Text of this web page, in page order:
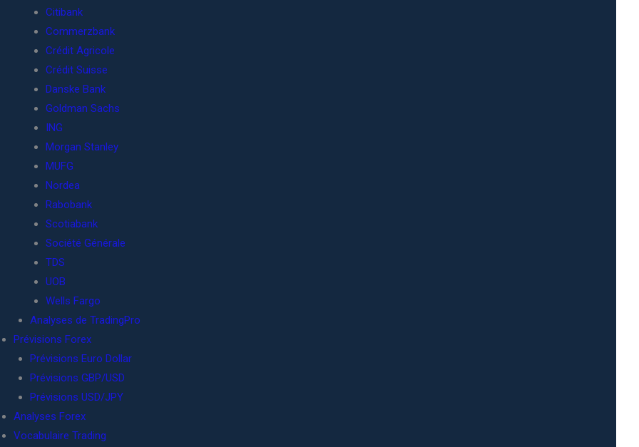
Citibank
Commerzbank
Crédit Agricole
Crédit Suisse
Danske Bank
Goldman Sachs
ING
Morgan Stanley
MUFG
Nordea
Rabobank
Scotiabank
Société Générale
TDS
UOB
Wells Fargo
Analyses de TradingPro
Prévisions Forex
Prévisions Euro Dollar
Prévisions GBP/USD
Prévisions USD/JPY
Analyses Forex
Vocabulaire Trading